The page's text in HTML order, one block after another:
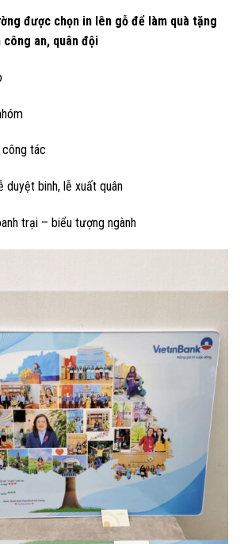
được chọn in lên gỗ để làm quà tặng
công an, quân đội
công tác
duyệt binh, lễ xuất quân
trại – biểu tượng ngành